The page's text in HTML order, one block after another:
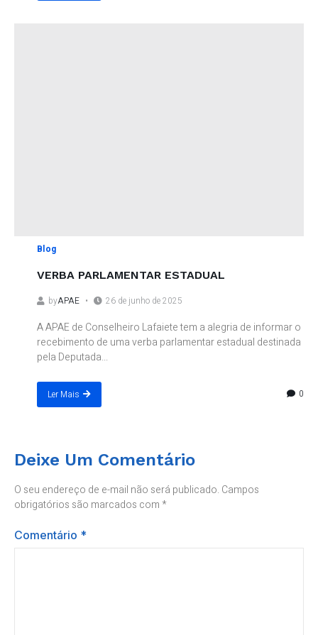
Blog
VERBA PARLAMENTAR ESTADUAL
byAPAE 26 de junho de 2025
A APAE de Conselheiro Lafaiete tem a alegria de informar o
recebimento de uma verba parlamentar estadual destinada
pela Deputada...
Ler Mais 0
Deixe Um Comentário
O seu endereço de e-mail não será publicado. Campos
obrigatórios são marcados com*
Comentário *